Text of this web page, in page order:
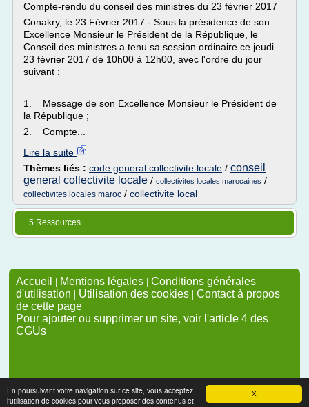
X
En poursuivant votre navigation sur ce site, vous acceptez
l'utilisation de cookies pour vous proposer des contenus et
Compte-rendu du conseil des ministres du 23 février 2017
Conakry, le 23 Février 2017 - Sous la présidence de son
Excellence Monsieur le Président de la République, le
Conseil des ministres a tenu sa session ordinaire ce jeudi
23 février 2017 de 10h00 à 12h00, avec l'ordre du jour
suivant :
1. Message de son Excellence Monsieur le Président de
la République ;
2. Compte...
Lire la suite
Thèmes liés : code general collectivite locale / conseil
general collectivite locale / collectivites locales marocaines /
collectivites locales maroc / collectivite local
5 Ressources
Accueil | Mentions légales | Conditions générales
d'utilisation | Utilisation des cookies | Contact à propos
de cette page
Pour ajouter ou supprimer un site, voir l'article 4 des
CGUs